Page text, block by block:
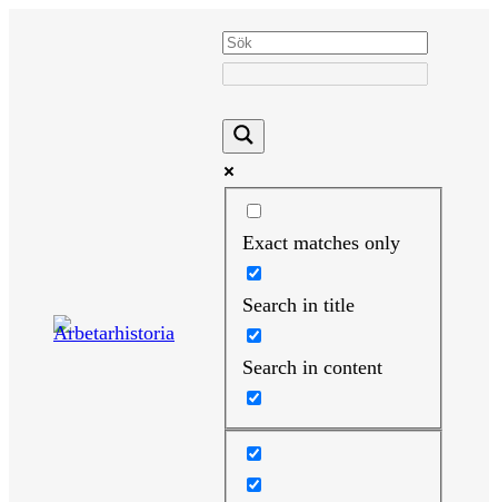
Exact matches only
Search in title
Search in content